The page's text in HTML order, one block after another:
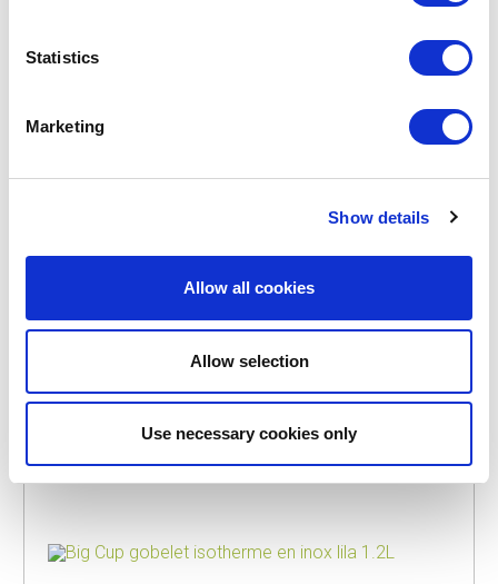
Statistics
Marketing
Show details
Allow all cookies
Allow selection
Use necessary cookies only
LURCH
270974 BOUTEILLES ISOTHERMES
BIG CUP GOBELET ISOTHERME EN INOX CRÈME 1.2L
35,95 €